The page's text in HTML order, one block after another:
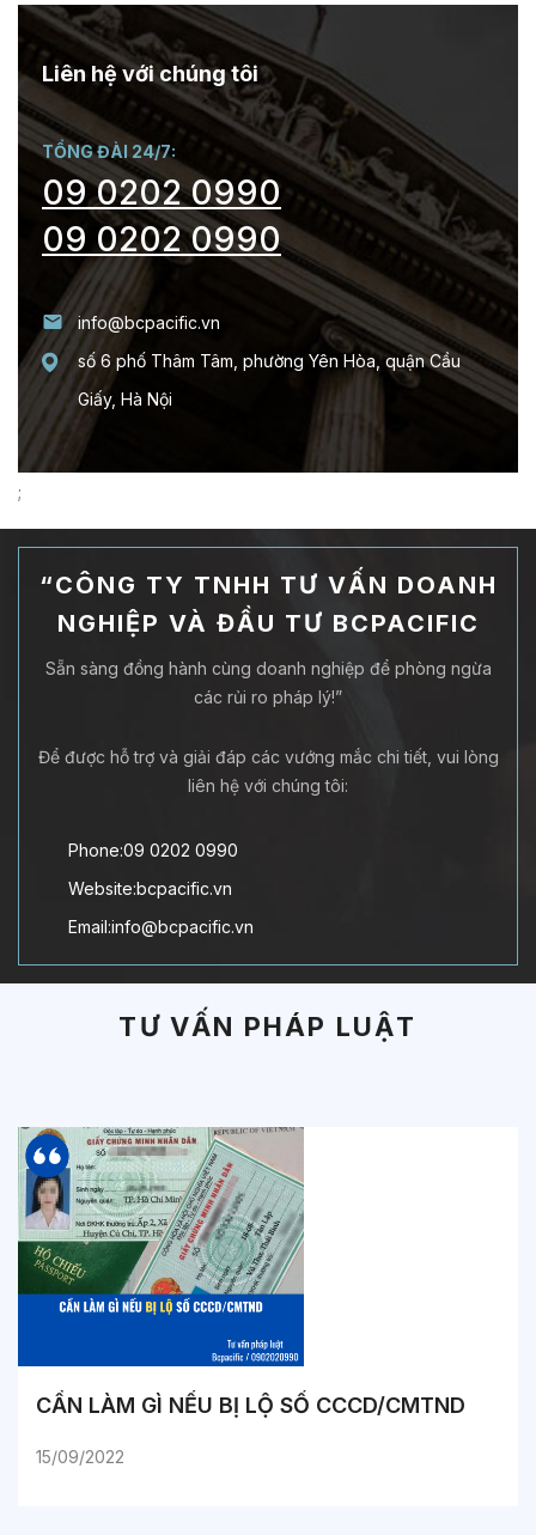
Liên hệ với chúng tôi
TỔNG ĐÀI 24/7:
09 0202 0990
09 0202 0990
info@bcpacific.vn
số 6 phố Thâm Tâm, phường Yên Hòa, quận Cầu
Giấy, Hà Nội
;
“CÔNG TY TNHH TƯ VẤN DOANH
NGHIỆP VÀ ĐẦU TƯ BCPACIFIC
Sẵn sàng đồng hành cùng doanh nghiệp để phòng ngừa
các rủi ro pháp lý!”
Để được hỗ trợ và giải đáp các vướng mắc chi tiết, vui lòng
liên hệ với chúng tôi:
Phone:09 0202 0990
Website:bcpacific.vn
Email:info@bcpacific.vn
TƯ VẤN PHÁP LUẬT
CẦN LÀM GÌ NẾU BỊ LỘ SỐ CCCD/CMTND
15/09/2022